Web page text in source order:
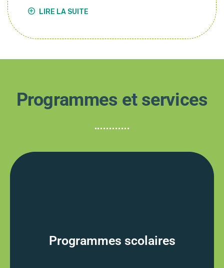
LIRE LA SUITE
Programmes et services
Programmes scolaires